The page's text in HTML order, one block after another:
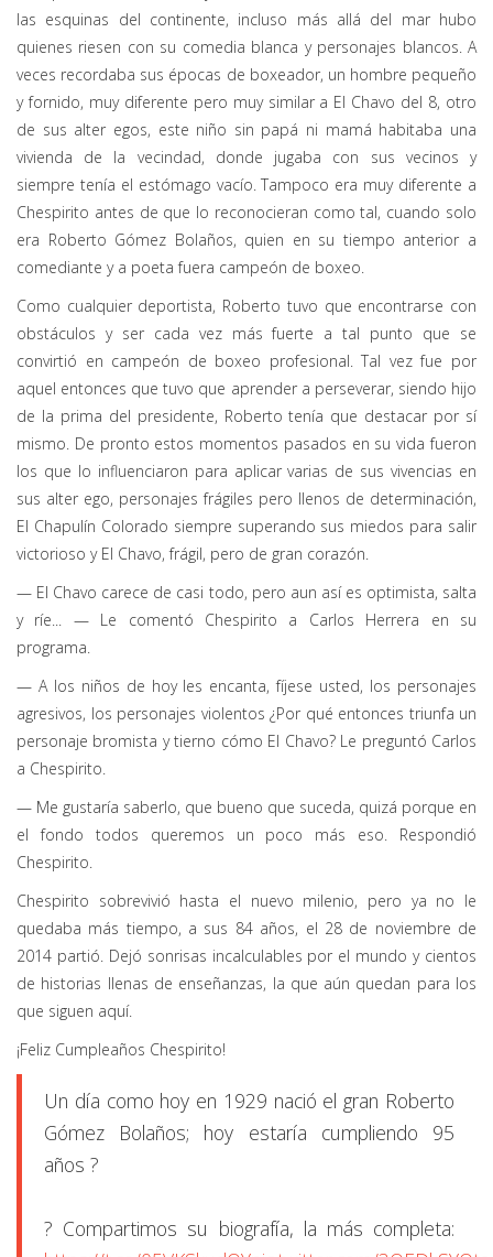
las esquinas del continente, incluso más allá del mar hubo
quienes riesen con su comedia blanca y personajes blancos. A
veces recordaba sus épocas de boxeador, un hombre pequeño
y fornido, muy diferente pero muy similar a El Chavo del 8, otro
de sus alter egos, este niño sin papá ni mamá habitaba una
vivienda de la vecindad, donde jugaba con sus vecinos y
siempre tenía el estómago vacío. Tampoco era muy diferente a
Chespirito antes de que lo reconocieran como tal, cuando solo
era Roberto Gómez Bolaños, quien en su tiempo anterior a
comediante y a poeta fuera campeón de boxeo.
Como cualquier deportista, Roberto tuvo que encontrarse con
obstáculos y ser cada vez más fuerte a tal punto que se
convirtió en campeón de boxeo profesional. Tal vez fue por
aquel entonces que tuvo que aprender a perseverar, siendo hijo
de la prima del presidente, Roberto tenía que destacar por sí
mismo. De pronto estos momentos pasados en su vida fueron
los que lo influenciaron para aplicar varias de sus vivencias en
sus alter ego, personajes frágiles pero llenos de determinación,
El Chapulín Colorado siempre superando sus miedos para salir
victorioso y El Chavo, frágil, pero de gran corazón.
— El Chavo carece de casi todo, pero aun así es optimista, salta
y ríe... — Le comentó Chespirito a Carlos Herrera en su
programa.
— A los niños de hoy les encanta, fíjese usted, los personajes
agresivos, los personajes violentos ¿Por qué entonces triunfa un
personaje bromista y tierno cómo El Chavo? Le preguntó Carlos
a Chespirito.
— Me gustaría saberlo, que bueno que suceda, quizá porque en
el fondo todos queremos un poco más eso. Respondió
Chespirito.
Chespirito sobrevivió hasta el nuevo milenio, pero ya no le
quedaba más tiempo, a sus 84 años, el 28 de noviembre de
2014 partió. Dejó sonrisas incalculables por el mundo y cientos
de historias llenas de enseñanzas, la que aún quedan para los
que siguen aquí.
¡Feliz Cumpleaños Chespirito!
Un día como hoy en 1929 nació el gran Roberto
Gómez Bolaños; hoy estaría cumpliendo 95
años ?
? Compartimos su biografía, la más completa: